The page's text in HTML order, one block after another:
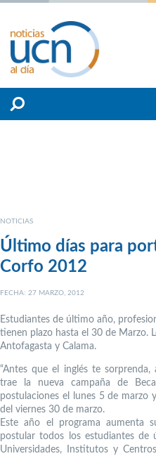
NOTICIAS
Último días para
Corfo 2012
FECHA: 27 MARZO, 2012
Estudiantes de último año,
tienen plazo hasta el 30 de Marzo.
Antofagasta y Calama.
“Antes que el inglés te
trae la nueva campaña de
postulaciones el lunes 5 de marzo
del viernes 30 de marzo.
Este año el programa aumenta
postular todos los estudiantes de
Universidades, Institutos y